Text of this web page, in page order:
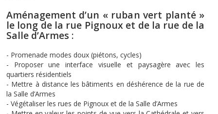
Aménagement d’un « ruban vert planté »
le long de la rue Pignoux et de la rue de la
Salle d’Armes :
- Promenade modes doux (piétons, cycles)
- Proposer une interface visuelle et paysagère avec les
quartiers résidentiels
- Mettre à distance les bâtiments en déshérence de la rue de
la Salle d’Armes
- Végétaliser les rues de Pignoux et de la Salle d’Armes